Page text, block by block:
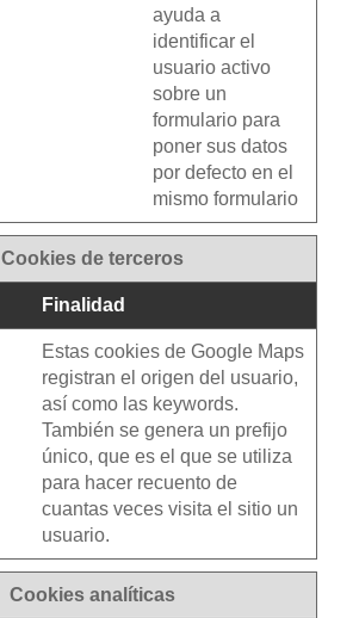
ayuda a
identificar el
usuario activo
sobre un
formulario para
poner sus datos
por defecto en el
mismo formulario
Cookies de terceros
Finalidad
Estas cookies de Google Maps
registran el origen del usuario,
así como las keywords.
También se genera un prefijo
único, que es el que se utiliza
para hacer recuento de
cuantas veces visita el sitio un
usuario.
Cookies analíticas